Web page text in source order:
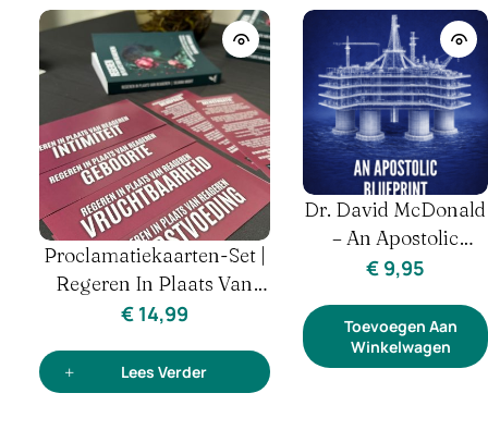
Proclamatiekaarten-Set |
Regeren In Plaats Van
Reageren | Vrouw &
€14,99
Lees Verder
Dr. David McDonald
– An Apostolic
Blueprint
€9,95
Toevoegen Aan
Winkelwagen